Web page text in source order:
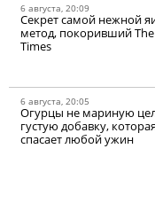
6 августа, 20:09
Секрет самой нежной
метод, покоривший
Times
6 августа, 20:05
Огурцы не мариную
густую добавку,
спасает любой ужин